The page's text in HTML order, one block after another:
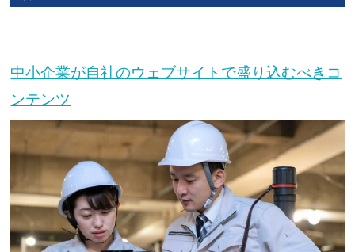
中小企業が自社のウェブサイトで盛り込むべきコ
ンテンツ